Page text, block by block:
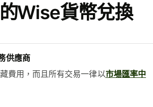
Wise貨幣兌換
供應商
費用，而且所有交易一律以市場匯率中